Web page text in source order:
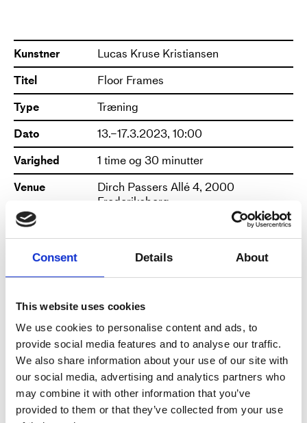
Consent Details About
This website uses cookies
We use cookies to personalise content and ads, to
provide social media features and to analyse our traffic.
We also share information about your use of our site with
our social media, advertising and analytics partners who
may combine it with other information that you’ve
provided to them or that they’ve collected from your use
”indrammer” gulvet med vores
krop.
Vi forestiller os gulvet som et
maleri, og vi bruger kroppen som
kunstner. Vi øver os i at forstå,
hvordan vi skal bruge kroppen på
gulvet og i bevægelse gennem
flow, styrke, fleksibilitet og
bevægelsesfraser.
Du kommer til at arbejde med at
finde en ny bevægelsesmåde i
relation til og på gulvet.
bliver du i stand til at udfordre dig
selv med høj fysisk aktivitet,
bevægelsesforståelse, nyt flow og
nye forståelser.
Studio: Zen 1
Kunstner
Lucas Kruse Kristiansen
Titel
Floor Frames
Type
Træning
Dato
13.–17.3.2023, 10:00
Varighed
1 time og 30 minutter
Venue
Dirch Passers Allé 4, 2000
Frederiksberg
Krediteringer
Photo credits: Camilla Trine Jensen